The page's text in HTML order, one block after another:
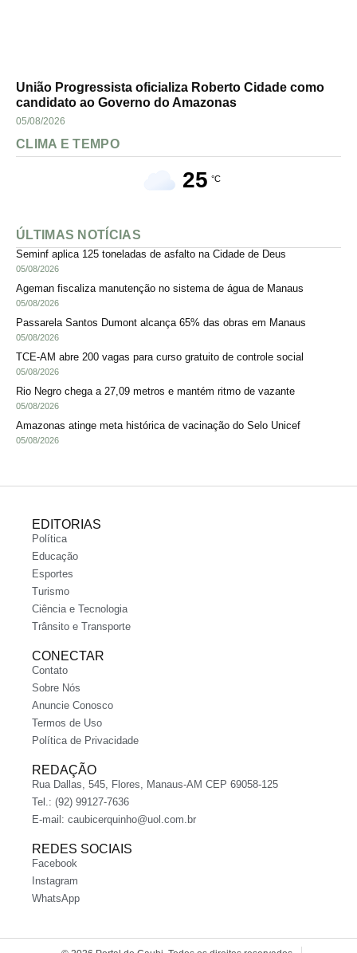
União Progressista oficializa Roberto Cidade como
candidato ao Governo do Amazonas
05/08/2026
CLIMA E TEMPO
25 °C
ÚLTIMAS NOTÍCIAS
Seminf aplica 125 toneladas de asfalto na Cidade de Deus
05/08/2026
Ageman fiscaliza manutenção no sistema de água de Manaus
05/08/2026
Passarela Santos Dumont alcança 65% das obras em Manaus
05/08/2026
TCE-AM abre 200 vagas para curso gratuito de controle social
05/08/2026
Rio Negro chega a 27,09 metros e mantém ritmo de vazante
05/08/2026
Amazonas atinge meta histórica de vacinação do Selo Unicef
05/08/2026
EDITORIAS
Política
Educação
Esportes
Turismo
Ciência e Tecnologia
Trânsito e Transporte
CONECTAR
Contato
Sobre Nós
Anuncie Conosco
Termos de Uso
Política de Privacidade
REDAÇÃO
Rua Dallas, 545, Flores, Manaus-AM CEP 69058-125
Tel.: (92) 99127-7636
E-mail: caubicerquinho@uol.com.br
REDES SOCIAIS
Facebook
Instagram
WhatsApp